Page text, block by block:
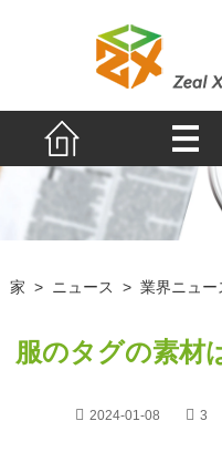
家 > ニュース > 業界ニュー
服のタグの素材
2024-01-08 3